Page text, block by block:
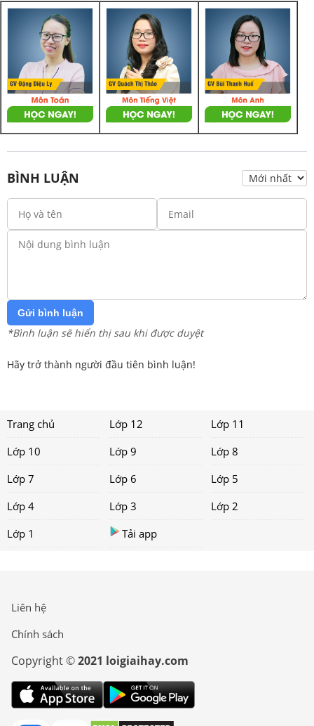
BÌNH LUẬN
Gửi bình luận
*Bình luận sẽ hiển thị sau khi được duyệt
Hãy trở thành người đầu tiên bình luận!
Trang chủ Lớp 12
Lớp 11
Lớp 10
Lớp 9
Lớp 8
Lớp 7
Lớp 6
Lớp 5
Lớp 4
Lớp 3
Lớp 2
Lớp 1
Tải app
Liên hệ
Chính sách
Copyright ©2021 loigiaihay.com